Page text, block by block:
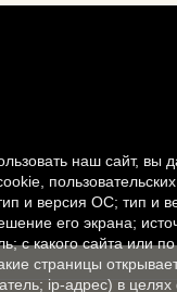
наш сайт, вы
и версия ОС; тип и
его экрана;
с какого сайта или
страницы
ip-адрес) в